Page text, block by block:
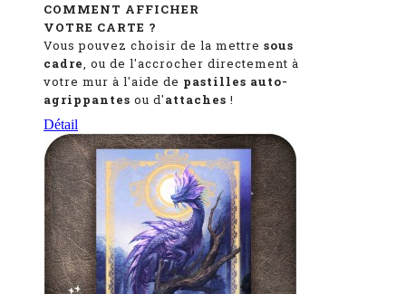
COMMENT AFFICHER
VOTRE CARTE ?
Vous pouvez choisir de la mettre sous
cadre, ou de l'accrocher directement à
votre mur à l'aide de pastilles auto-
agrippantes ou d'attaches !
Détail